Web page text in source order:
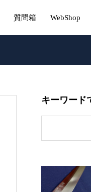
質問箱 WebShop
キーワード